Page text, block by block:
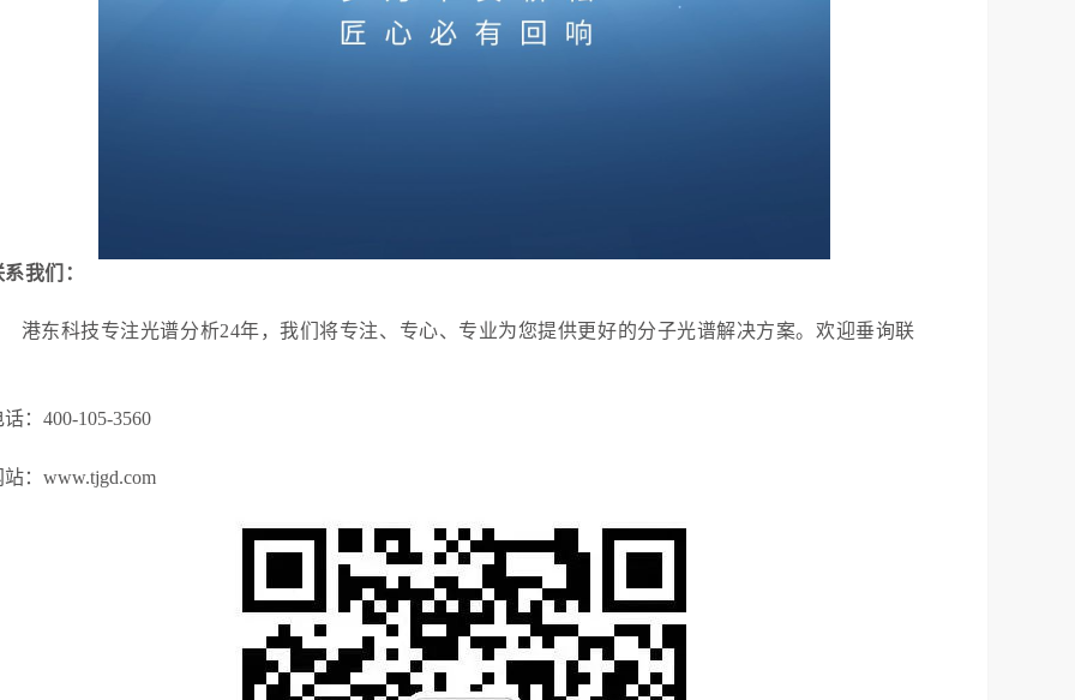
我们：
港东科技专注光谱分析24年，我们将专注、专心、专业为您提供更好的分子光谱解决方案。欢迎垂询联
： 400-105-3560
站：www.tjgd.com